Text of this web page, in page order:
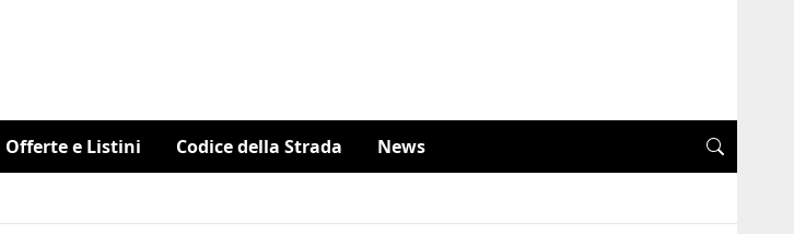
Offerte e Listini Codice della Strada News